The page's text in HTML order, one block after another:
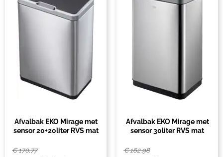
Afvalbak EKO Mirage met
sensor 20+20liter RVS mat
€170,77
Afvalbak EKO Mirage met
sensor 30liter RVS mat
€162,98